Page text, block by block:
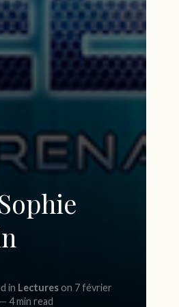
in Lectures on 7 février
4 min read